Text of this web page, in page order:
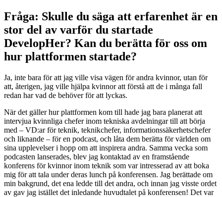
Fråga: Skulle du säga att erfarenhet är en
stor del av varför du startade
DevelopHer? Kan du berätta för oss om
hur plattformen startade?
Ja, inte bara för att jag ville visa vägen för andra kvinnor, utan för
att, återigen, jag ville hjälpa kvinnor att förstå att de i många fall
redan har vad de behöver för att lyckas.
När det gäller hur plattformen kom till hade jag bara planerat att
intervjua kvinnliga chefer inom tekniska avdelningar till att börja
med – VD:ar för teknik, teknikchefer, informationssäkerhetschefer
och liknande – för en podcast, och låta dem berätta för världen om
sina upplevelser i hopp om att inspirera andra. Samma vecka som
podcasten lanserades, blev jag kontaktad av en framstående
konferens för kvinnor inom teknik som var intresserad av att boka
mig för att tala under deras lunch på konferensen. Jag berättade om
min bakgrund, det ena ledde till det andra, och innan jag visste ordet
av gav jag istället det inledande huvudtalet på konferensen! Det var